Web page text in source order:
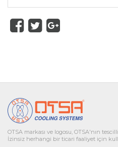
OTSA markası ve logosu, OTSA'nın
İzinsiz herhangi bir ticari faaliyet için